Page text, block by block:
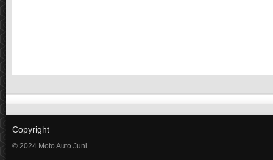
Copyright
© 2024 Moto Auto Juni.